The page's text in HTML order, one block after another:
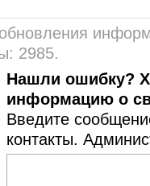
2985.
Нашли ошибку?
информацию о
Введите
контакты.